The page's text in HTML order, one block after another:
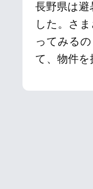
長野県は
した。さ
ってみる
て、物件